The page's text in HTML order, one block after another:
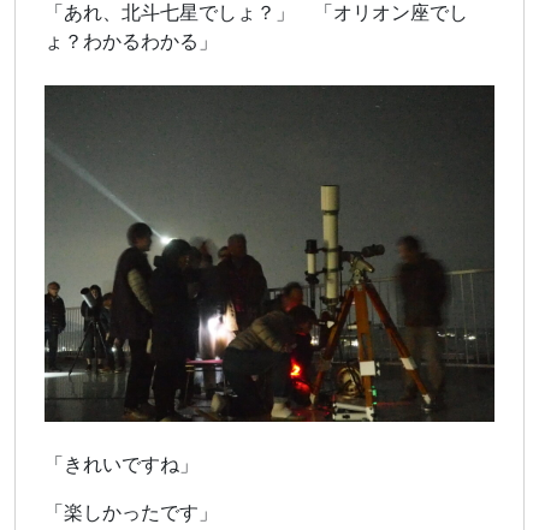
「あれ、北斗七星でしょ？」 「オリオン座でし
ょ？わかるわかる」
「きれいですね」
「楽しかったです」